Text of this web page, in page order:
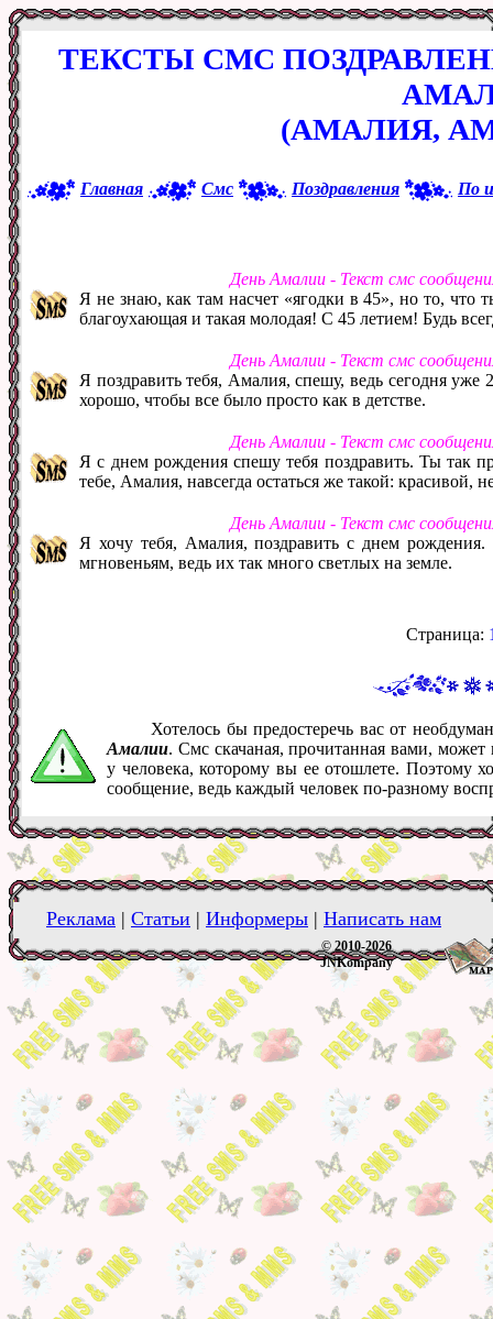
ТЕКСТЫ СМС
(АМАЛИЯ,
Главная Смс Поздравления По
День Амалии - Текст смс
Я не знаю, как там насчет «ягодки в 45», но то,
благоухающая и такая молодая! С 45 летием! Будь
День Амалии - Текст смс
Я поздравить тебя, Амалия, спешу, ведь сегодня
хорошо, чтобы все было просто как в детстве.
День Амалии - Текст смс
Я с днем рождения спешу тебя поздравить. Ты так
тебе, Амалия, навсегда остаться же такой: красивой,
День Амалии - Текст смс
Я хочу тебя, Амалия, поздравить с днем
мгновеньям, ведь их так много светлых на земле.
Страница:
Хотелось бы предостеречь вас от
Амалии. Смс скачаная, прочитанная вами,
у человека, которому вы ее отошлете. Поэтому
сообщение, ведь каждый человек по-разному
Реклама | Статьи | Информеры | Написать нам
© 2010-2026
JNKompany